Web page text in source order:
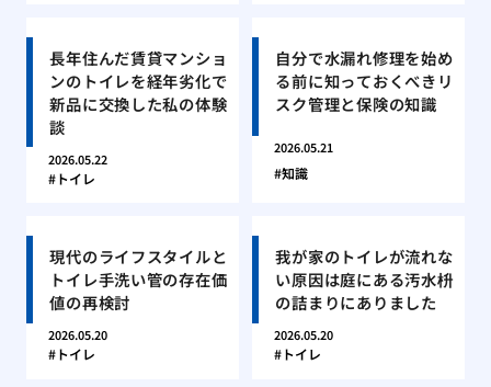
長年住んだ賃貸マンショ
ンのトイレを経年劣化で
新品に交換した私の体験
談
2026.05.22
トイレ
自分で水漏れ修理を始め
る前に知っておくべきリ
スク管理と保険の知識
2026.05.21
知識
現代のライフスタイルと
トイレ手洗い管の存在価
値の再検討
2026.05.20
トイレ
我が家のトイレが流れな
い原因は庭にある汚水枡
の詰まりにありました
2026.05.20
トイレ